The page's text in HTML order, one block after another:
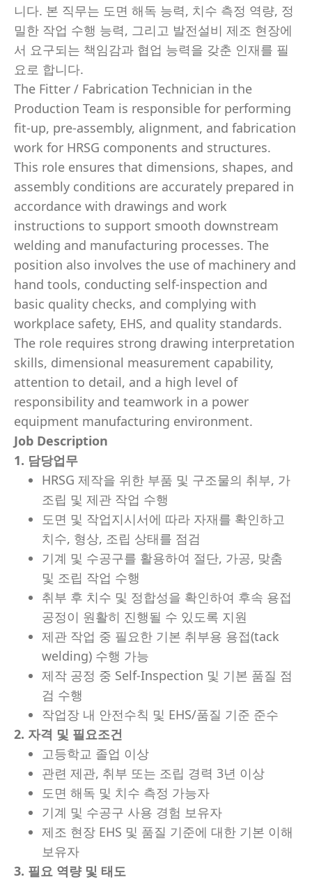
니다. 본 직무는 도면 해독 능력, 치수 측정 역량, 정
밀한 작업 수행 능력, 그리고 발전설비 제조 현장에
서 요구되는 책임감과 협업 능력을 갖춘 인재를 필
요로 합니다.
The Fitter / Fabrication Technician in the
Production Team is responsible for performing
fit-up, pre-assembly, alignment, and fabrication
work for HRSG components and structures.
This role ensures that dimensions, shapes, and
assembly conditions are accurately prepared in
accordance with drawings and work
instructions to support smooth downstream
welding and manufacturing processes. The
position also involves the use of machinery and
hand tools, conducting self-inspection and
basic quality checks, and complying with
workplace safety, EHS, and quality standards.
The role requires strong drawing interpretation
skills, dimensional measurement capability,
attention to detail, and a high level of
responsibility and teamwork in a power
equipment manufacturing environment.
Job Description
1. 담당업무
HRSG 제작을 위한 부품 및 구조물의 취부, 가
조립 및 제관 작업 수행
도면 및 작업지시서에 따라 자재를 확인하고
치수, 형상, 조립 상태를 점검
기계 및 수공구를 활용하여 절단, 가공, 맞춤
및 조립 작업 수행
취부 후 치수 및 정합성을 확인하여 후속 용접
공정이 원활히 진행될 수 있도록 지원
제관 작업 중 필요한 기본 취부용 용접(tack
welding) 수행 가능
제작 공정 중 Self-Inspection 및 기본 품질 점
검 수행
작업장 내 안전수칙 및 EHS/품질 기준 준수
2. 자격 및 필요조건
고등학교 졸업 이상
관련 제관, 취부 또는 조립 경력 3년 이상
도면 해독 및 치수 측정 가능자
기계 및 수공구 사용 경험 보유자
제조 현장 EHS 및 품질 기준에 대한 기본 이해
보유자
3. 필요 역량 및 태도